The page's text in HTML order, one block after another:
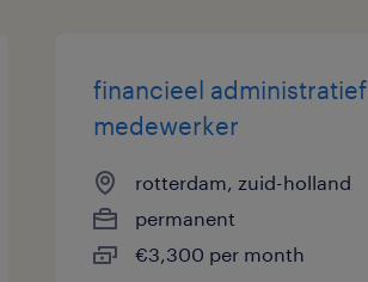
financieel administratief
medewerker
rotterdam, zuid-holland
permanent
€3,300 per month